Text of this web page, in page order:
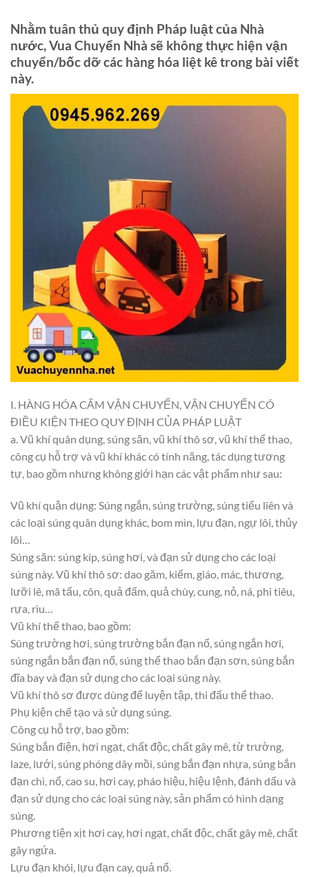
qua
nội
dung
Nhằm tuân thủ quy định Pháp luật của Nhà
nước, Vua Chuyển Nhà sẽ không thực hiện vận
chuyển/bốc dỡ các hàng hóa liệt kê trong bài viết
này.
I. HÀNG HÓA CẤM VẬN CHUYỂN, VẬN CHUYỂN CÓ
ĐIỀU KIỆN THEO QUY ĐỊNH CỦA PHÁP LUẬT
a. Vũ khí quân dụng, súng săn, vũ khí thô sơ, vũ khí thể thao,
công cụ hỗ trợ và vũ khí khác có tính năng, tác dụng tương
tự, bao gồm nhưng không giới hạn các vật phẩm như sau:
Vũ khí quận dụng: Súng ngắn, súng trường, súng tiểu liên và
các loại súng quân dụng khác, bom mìn, lựu đạn, ngự lôi, thủy
lôi…
Súng săn: súng kíp, súng hơi, và đạn sử dụng cho các loại
súng này. Vũ khí thô sơ: dao găm, kiếm, giáo, mác, thương,
lưỡi lê, mã tấu, côn, quả đấm, quả chùy, cung, nỏ, ná, phi tiêu,
rựa, rìu…
Vũ khí thể thao, bao gồm:
Súng trường hơi, súng trường bắn đạn nổ, súng ngắn hơi,
súng ngắn bắn đạn nổ, súng thể thao bắn đạn sơn, súng bắn
đĩa bay và đạn sử dụng cho các loại súng này.
Vũ khí thô sơ được dùng để luyện tập, thi đấu thể thao.
Phụ kiện chế tạo và sử dụng súng.
Công cụ hỗ trợ, bao gồm:
Súng bắn điện, hơi ngạt, chất độc, chất gây mê, từ trường,
laze, lưới, súng phóng dây mồi, súng bắn đạn nhựa, súng bắn
đạn chì, nổ, cao su, hơi cay, pháo hiệu, hiệu lệnh, đánh dấu và
đạn sử dụng cho các loại súng này, sản phẩm có hình dạng
súng.
Phương tiện xịt hơi cay, hơi ngạt, chất độc, chất gây mê, chất
gây ngứa.
Lựu đạn khói, lựu đạn cay, quả nổ.